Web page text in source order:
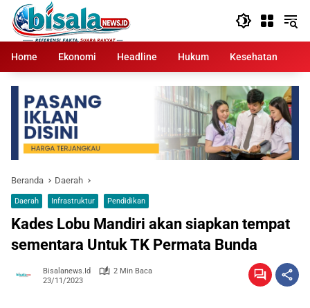
Langsung
konten
Home
Ekonomi Headline Hukum Kesehatan
Beranda Daerah
Daerah Infrastruktur Pendidikan
Kades Lobu Mandiri akan siapkan tempat
sementara Untuk TK Permata Bunda
Bisalanews.id
2 Min Baca
23/11/2023